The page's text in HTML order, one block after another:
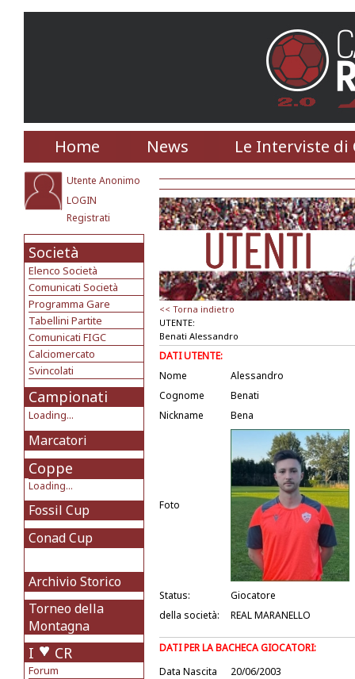
Home News Le Interviste di
Utente Anonimo
LOGIN
Registrati
Società
Elenco Società
Comunicati Società
Programma Gare
Tabellini Partite
Comunicati FIGC
Calciomercato
Svincolati
Campionati
Loading...
Marcatori
Coppe
Loading...
Fossil Cup
Conad Cup
Archivio Storico
Torneo della
Montagna
I CR
Forum
<< Torna indietro
UTENTE:
Benati Alessandro
DATI UTENTE:
Nome
Alessandro
Cognome
Benati
Nickname
Bena
Foto
Status:
Giocatore
della società:
REAL MARANELLO
DATI PER LA BACHECA GIOCATORI:
Data Nascita
20/06/2003